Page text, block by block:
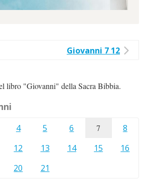
Giovanni 7 12
libro "Giovanni" della Sacra Bibbia.
4 5 6 7
8
12 13 14 15
16
20 21